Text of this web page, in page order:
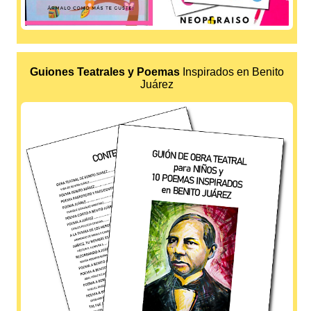
Guiones Teatrales y PoemasInspirados en Benito
Juárez